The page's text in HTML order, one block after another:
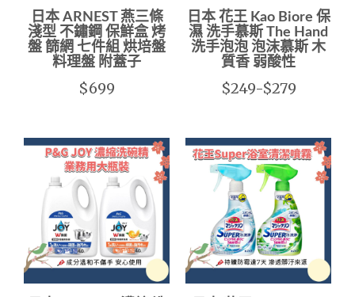
日本 ARNEST 燕三條
淺型 不鏽鋼 保鮮盒 烤
盤 篩網 七件組 烘培盤
料理盤 附蓋子
$699
日本 花王 Kao Biore 保
濕 洗手慕斯 The Hand
洗手泡泡 泡沫慕斯 木
質香 弱酸性
$249-$279